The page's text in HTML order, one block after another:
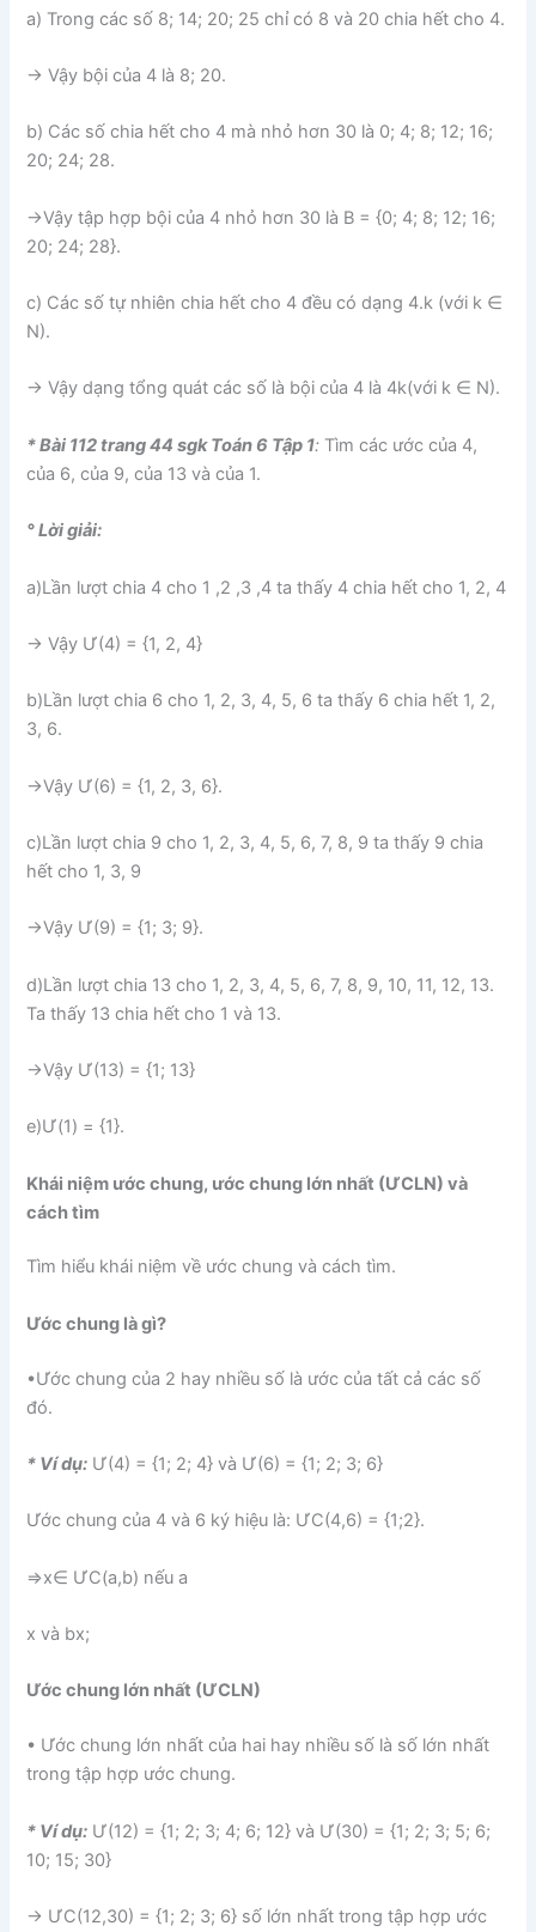
a) Trong các số 8; 14; 20; 25 chỉ có 8 và 20 chia hết cho 4.
→ Vậy bội của 4 là 8; 20.
b) Các số chia hết cho 4 mà nhỏ hơn 30 là 0; 4; 8; 12; 16;
20; 24; 28.
→Vậy tập hợp bội của 4 nhỏ hơn 30 là B = {0; 4; 8; 12; 16;
20; 24; 28}.
c) Các số tự nhiên chia hết cho 4 đều có dạng 4.k (với k ∈
N).
→ Vậy dạng tổng quát các số là bội của 4 là 4k(với k ∈ N).
* Bài 112 trang 44 sgk Toán 6 Tập 1: Tìm các ước của 4,
của 6, của 9, của 13 và của 1.
° Lời giải:
a)Lần lượt chia 4 cho 1 ,2 ,3 ,4 ta thấy 4 chia hết cho 1, 2, 4
→ Vậy Ư(4) = {1, 2, 4}
b)Lần lượt chia 6 cho 1, 2, 3, 4, 5, 6 ta thấy 6 chia hết 1, 2,
3, 6.
→Vậy Ư(6) = {1, 2, 3, 6}.
c)Lần lượt chia 9 cho 1, 2, 3, 4, 5, 6, 7, 8, 9 ta thấy 9 chia
hết cho 1, 3, 9
→Vậy Ư(9) = {1; 3; 9}.
d)Lần lượt chia 13 cho 1, 2, 3, 4, 5, 6, 7, 8, 9, 10, 11, 12, 13.
Ta thấy 13 chia hết cho 1 và 13.
→Vậy Ư(13) = {1; 13}
e)Ư(1) = {1}.
Khái niệm ước chung, ước chung lớn nhất (ƯCLN) và
cách tìm
Tìm hiểu khái niệm về ước chung và cách tìm.
Ước chung là gì?
•Ước chung của 2 hay nhiều số là ước của tất cả các số
đó.
* Ví dụ: Ư(4) = {1; 2; 4} và Ư(6) = {1; 2; 3; 6}
Ước chung của 4 và 6 ký hiệu là: ƯC(4,6) = {1;2}.
⇒x∈ ƯC(a,b) nếu a
x và bx;
Ước chung lớn nhất (ƯCLN)
• Ước chung lớn nhất của hai hay nhiều số là số lớn nhất
trong tập hợp ước chung.
* Ví dụ: Ư(12) = {1; 2; 3; 4; 6; 12} và Ư(30) = {1; 2; 3; 5; 6;
10; 15; 30}
→ ƯC(12,30) = {1; 2; 3; 6} số lớn nhất trong tập hợp ước